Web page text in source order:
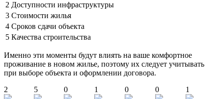
2 Доступности инфраструктуры
3 Стоимости жилья
4 Сроков сдачи объекта
5 Качества строительства
Именно эти моменты будут влиять на ваше комфортное
проживание в новом жилье, поэтому их следует учитывать
при выборе объекта и оформлении договора.
2
5 0 1 0 0 1